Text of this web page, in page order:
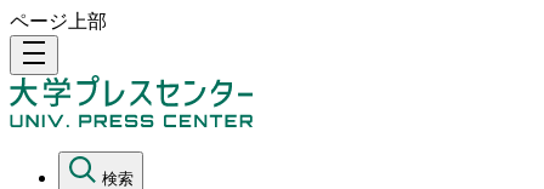
ページ上部
density_medium
検索